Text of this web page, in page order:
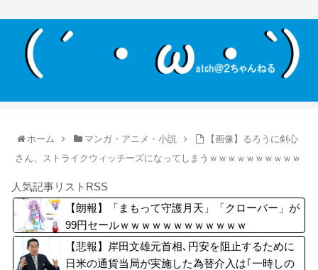
ホーム マンガ・アニメ・小説
【画像】るろうに剣心
さん、ストライクウィッチーズになってしまうｗｗｗｗｗｗｗｗｗｗ
人気記事リストRSS
【朗報】「まもって守護月天」「クローバー」が
99円セールｗｗｗｗｗｗｗｗｗｗｗｗ
【悲報】岸田文雄元首相､円安を阻止するために
日米の通貨当局が実施した為替介入は｢一時しの